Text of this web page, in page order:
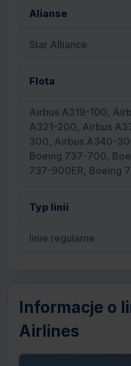
Alianse
Star Alliance
Flota
Airbus A319-100,
A321-200, Airbus
300, Airbus A340-
Boeing 737-700,
737-900ER, Boeing
Typ linii
linie regularne
Informacje o
Airlines